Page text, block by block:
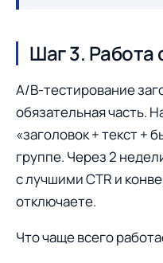
Шаг 3. Работа
A/B-тестирование
обязательная часть.
«заголовок + текст +
группе. Через 2
с лучшими CTR и
отключаете.
Что чаще всего